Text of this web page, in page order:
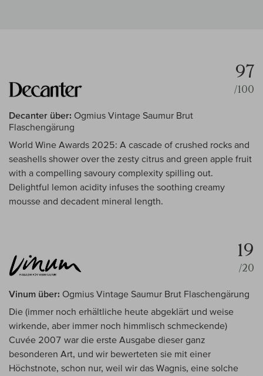
97
/100
Decanter über: Ogmius Vintage Saumur Brut
Flaschengärung
World Wine Awards 2025: A cascade of crushed rocks and
seashells shower over the zesty citrus and green apple fruit
with a compelling savoury complexity spilling out.
Delightful lemon acidity infuses the soothing creamy
mousse and decadent mineral length.
19
/20
Vinum über: Ogmius Vintage Saumur Brut Flaschengärung
Die (immer noch erhältliche heute abgeklärt und weise
wirkende, aber immer noch himmlisch schmeckende)
Cuvée 2007 war die erste Ausgabe dieser ganz
besonderen Art, und wir bewerteten sie mit einer
Höchstnote, schon nur, weil wir das Wagnis, eine solche